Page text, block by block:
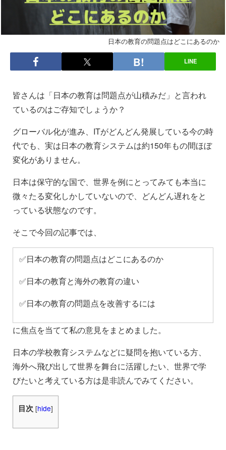
日本の教育の問題点はどこにあるのか
LINE
皆さんは「日本の教育は問題点が山積みだ」と言われ
ているのはご存知でしょうか？
グローバル化が進み、ITがどんどん発展している今の時
代でも、実は日本の教育システムは約150年もの間ほぼ
変化がありません。
日本は保守的な国で、世界を例にとってみても本当に
微々たる変化しかしていないので、どんどん遅れをと
っている状態なのです。
そこで今回の記事では、
✅日本の教育の問題点はどこにあるのか
✅日本の教育と海外の教育の違い
✅日本の教育の問題点を改善するには
に焦点を当てて私の意見をまとめました。
日本の学校教育システムなどに疑問を抱いている方、
海外へ飛び出して世界を舞台に活躍したい、世界で学
びたいと考えている方は是非読んでみてください。
目次 [hide]